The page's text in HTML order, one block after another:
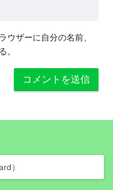
ウザーに自分の名前、
。
）